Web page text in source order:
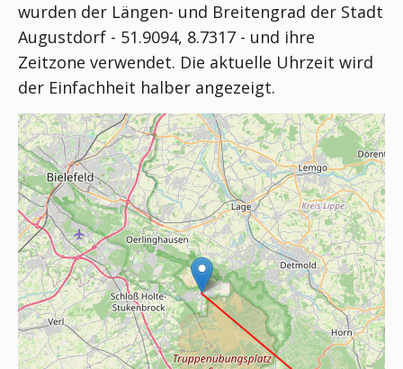
wurden der Längen- und Breitengrad der Stadt
Augustdorf - 51.9094, 8.7317 - und ihre
Zeitzone verwendet. Die aktuelle Uhrzeit wird
der Einfachheit halber angezeigt.